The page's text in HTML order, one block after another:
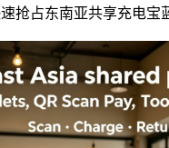
抢占东南亚共享充电宝